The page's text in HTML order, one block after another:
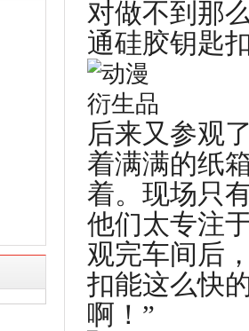
对做不到那
通硅胶钥匙
后来又参观
着满满的纸
着。现场只
他们太专注
观完车间后
扣能这么快
啊！”